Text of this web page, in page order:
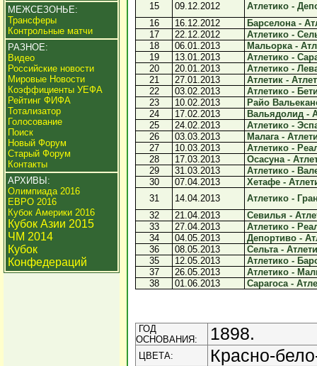
МЕЖСЕЗОНЬЕ:
Трансферы
Контрольные матчи
РАЗНОЕ:
Видео
Российские новости
Мировые Новости
Коэффициенты УЕФА
Рейтинг ФИФА
Тотализатор
Голосование
Поиск
Новый Форум
Старый Форум
Контакты
АРХИВЫ:
Олимпиада 2016
ЕВРО 2016
Кубок Америки 2016
Кубок Азии 2015
ЧМ 2014
Кубок
Конфедераций
15
09.12.2012
Атлетико -
16
16.12.2012
Барселона -
17
22.12.2012
Атлетико -
18
06.01.2013
Мальорка -
19
13.01.2013
Атлетико -
20
20.01.2013
Атлетико -
21
27.01.2013
Атлетик -
22
03.02.2013
Атлетико -
23
10.02.2013
Райо
24
17.02.2013
Вальядолид -
25
24.02.2013
Атлетико -
26
03.03.2013
Малага -
27
10.03.2013
Атлетико -
28
17.03.2013
Осасуна -
29
31.03.2013
Атлетико -
30
07.04.2013
Хетафе -
31
14.04.2013
Атлетико -
32
21.04.2013
Севилья -
33
27.04.2013
Атлетико -
34
04.05.2013
Депортиво -
36
08.05.2013
Сельта -
35
12.05.2013
Атлетико -
37
26.05.2013
Атлетико -
38
01.06.2013 Сарагоса -
ГОД
ОСНОВАНИЯ:
1898.
ЦВЕТА: Красно-